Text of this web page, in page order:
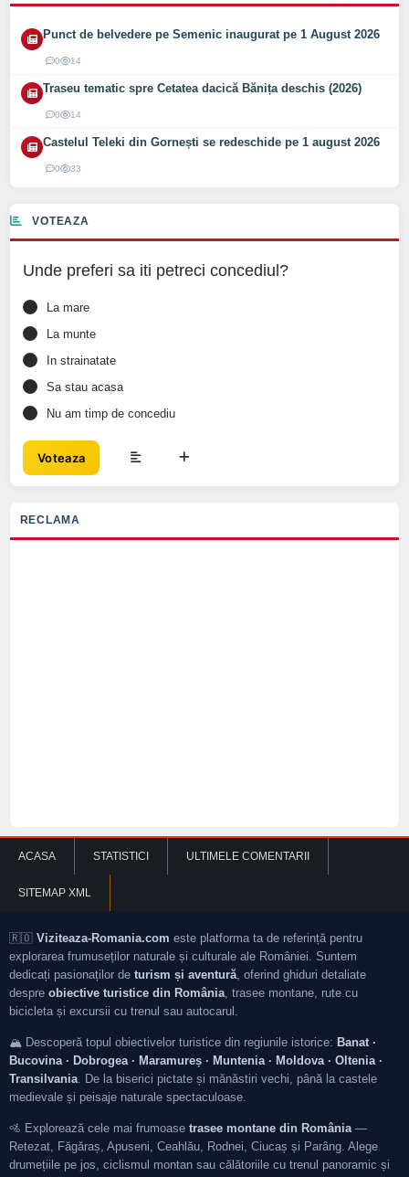
Punct de belvedere pe Semenic inaugurat pe 1 August 2026
0 14
Traseu tematic spre Cetatea dacică Bănița deschis (2026)
0 14
Castelul Teleki din Gornești se redeschide pe 1 august 2026
0 33
VOTEAZA
Unde preferi sa iti petreci concediul?
La mare
La munte
In strainatate
Sa stau acasa
Nu am timp de concediu
Voteaza
RECLAMA
ACASA STATISTICI ULTIMELE COMENTARII
SITEMAP XML
🇷🇴 Viziteaza-Romania.com este platforma ta de referință pentru
explorarea frumuseților naturale și culturale ale României. Suntem
dedicați pasionaților de turism și aventură , oferind ghiduri detaliate
despre obiective turistice din România , trasee montane, rute cu
bicicleta și excursii cu trenul sau autocarul.
🏔️ Descoperă topul obiectivelor turistice din regiunile istorice: Banat ·
Bucovina · Dobrogea · Maramureș · Muntenia · Moldova · Oltenia ·
Transilvania . De la biserici pictate și mănăstiri vechi, până la castele
medievale și peisaje naturale spectaculoase.
🚵 Explorează cele mai frumoase trasee montane din România —
Retezat, Făgăraș, Apuseni, Ceahlău, Rodnei, Ciucaș și Parâng. Alege
drumețiile pe jos, ciclismul montan sau călătoriile cu trenul panoramic și